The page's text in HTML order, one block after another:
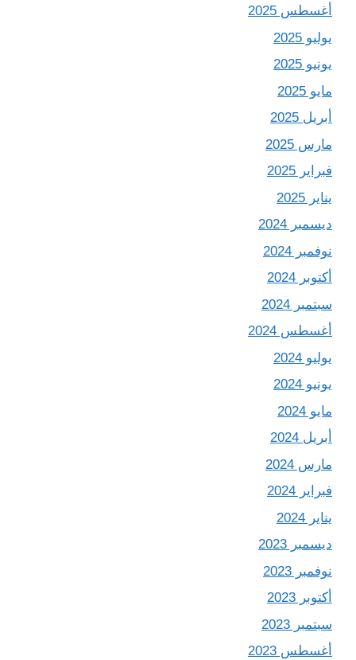
أغسطس 2025
يوليو 2025
يونيو 2025
مايو 2025
أبريل 2025
مارس 2025
فبراير 2025
يناير 2025
ديسمبر 2024
نوفمبر 2024
أكتوبر 2024
سبتمبر 2024
أغسطس 2024
يوليو 2024
يونيو 2024
مايو 2024
أبريل 2024
مارس 2024
فبراير 2024
يناير 2024
ديسمبر 2023
نوفمبر 2023
أكتوبر 2023
سبتمبر 2023
أغسطس 2023